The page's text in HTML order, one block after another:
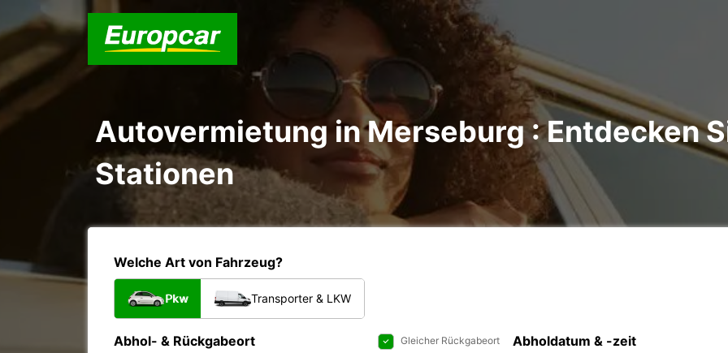
Autovermietung in Merseburg : Entdecken
Stationen
Welche Art von Fahrzeug?
Pkw Transporter & LKW
Abhol- & Rückgabeort Gleicher Rückgabeort Abholdatum & -zeit